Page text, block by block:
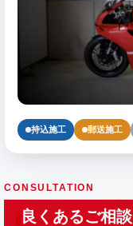
持込施工 郵送施工
CONSULTATION
良くあるご相談